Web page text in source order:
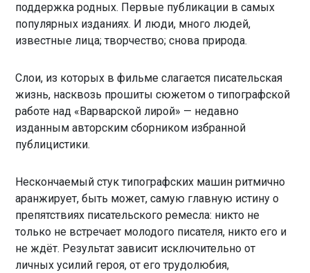
поддержка родных. Первые публикации в самых
популярных изданиях. И люди, много людей,
известные лица; творчество; снова природа.
Слои, из которых в фильме слагается писательская
жизнь, насквозь прошиты сюжетом о типографской
работе над «Варварской лирой» — недавно
изданным авторским сборником избранной
публицистики.
Нескончаемый стук типографских машин ритмично
аранжирует, быть может, самую главную истину о
препятствиях писательского ремесла: никто не
только не встречает молодого писателя, никто его и
не ждёт. Результат зависит исключительно от
личных усилий героя, от его трудолюбия,